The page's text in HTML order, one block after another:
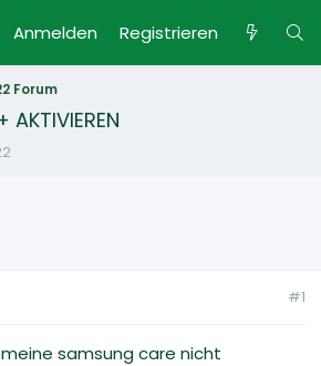
Anmelden Registrieren
Forum
AKTIVIEREN
#1
samsung care nicht